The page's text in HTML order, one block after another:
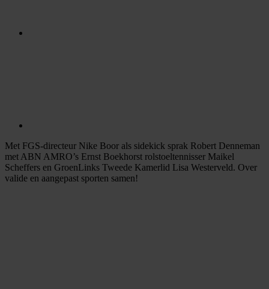
Met FGS-directeur Nike Boor als sidekick sprak Robert Denneman
met ABN AMRO’s Ernst Boekhorst rolstoeltennisser Maikel
Scheffers en GroenLinks Tweede Kamerlid Lisa Westerveld. Over
valide en aangepast sporten samen!